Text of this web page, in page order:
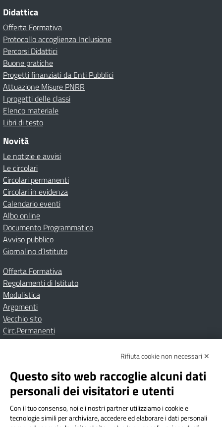
Didattica
Offerta Formativa
Protocollo accoglienza Inclusione
Percorsi Didattici
Buone pratiche
Progetti finanziati da Enti Pubblici
Attuazione Misure PNRR
I progetti delle classi
Elenco materiale
Libri di testo
Novità
Le notizie e avvisi
Le circolari
Circolari permanenti
Circolari in evidenza
Calendario eventi
Albo online
Documento Programmatico
Avviso pubblico
Giornalino d’Istituto
Offerta Formativa
Regolamenti di Istituto
Modulistica
Argomenti
Vecchio sito
Circ.Permanenti
Albo onlinePrivacy Policy
Dichiarazione di accessibilità
Note Legali
Istituto Comprensivo Bricherasio
Via Cesare Bollea n. 3 - 10064 Bricherasio (TO) | P.E.O.:
Rifiuta cookie non necessari ✕
Questo sito web raccoglie alcuni dati
personali dei visitatori e utenti
Con il tuo consenso, noi e i nostri partner utilizziamo i cookie e
tecnologie simili per archiviare, accedere ed elaborare i dati personali